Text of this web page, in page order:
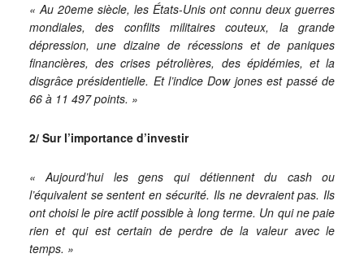
« Au 20eme siècle, les États-Unis ont connu deux guerres
mondiales, des conflits militaires couteux, la grande
dépression, une dizaine de récessions et de paniques
financières, des crises pétrolières, des épidémies, et la
disgrâce présidentielle. Et l’indice Dow jones est passé de
66 à 11 497 points. »
2/ Sur l’importance d’investir
« Aujourd’hui les gens qui détiennent du cash ou
l’équivalent se sentent en sécurité. Ils ne devraient pas. Ils
ont choisi le pire actif possible à long terme. Un qui ne paie
rien et qui est certain de perdre de la valeur avec le
temps. »